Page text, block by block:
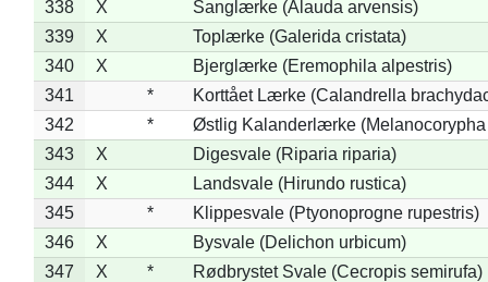
338
X
Sanglærke (Alauda arvensis)
339
X
Toplærke (Galerida cristata)
340
X
Bjerglærke (Eremophila alpestris)
341
*
Korttået Lærke (Calandrella
342
*
Østlig Kalanderlærke (Melanocorypha
343
X
Digesvale (Riparia riparia)
344
X
Landsvale (Hirundo rustica)
345
*
Klippesvale (Ptyonoprogne rupestris)
346
X
Bysvale (Delichon urbicum)
347
X *
Rødbrystet Svale (Cecropis semirufa)